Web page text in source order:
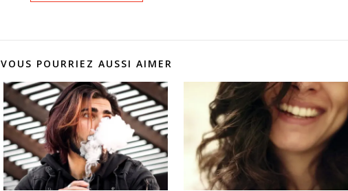
VOUS POURRIEZ AUSSI AIMER